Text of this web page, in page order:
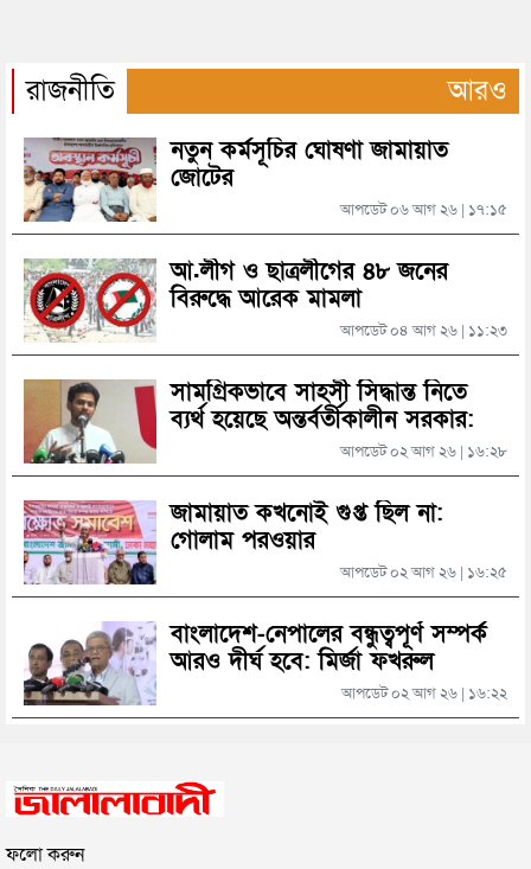
রাজনীতি আরও
নতুন কর্মসূচির ঘোষণা জামায়াত
জোটের
আপডেট ০৬ আগ ২৬ | ১৭:১৫
আ.লীগ ও ছাত্রলীগের ৪৮ জনের
বিরুদ্ধে আরেক মামলা
আপডেট ০৪ আগ ২৬ | ১১:২৩
সামগ্রিকভাবে সাহসী সিদ্ধান্ত নিতে
ব্যর্থ হয়েছে অন্তর্বর্তীকালীন সরকার:
আপডেট ০২ আগ ২৬ | ১৬:২৮
জামায়াত কখনোই গুপ্ত ছিল না:
গোলাম পরওয়ার
আপডেট ০২ আগ ২৬ | ১৬:২৫
বাংলাদেশ-নেপালের বন্ধুত্বপূর্ণ সম্পর্ক
আরও দীর্ঘ হবে: মির্জা ফখরুল
আপডেট ০২ আগ ২৬ | ১৬:২২
ফলো করুন